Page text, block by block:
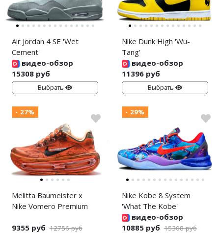
Air Jordan 4 SE 'Wet
Cement'
видео-обзор
15308 руб
Выбрать
Nike Dunk High 'Wu-
Tang'
видео-обзор
11396 руб
Выбрать
- 27%
Melitta Baumeister x
Nike Vomero Premium
9355 руб 12756 руб
- 29%
Nike Kobe 8 System
'What The Kobe'
видео-обзор
10885 руб 15308 руб